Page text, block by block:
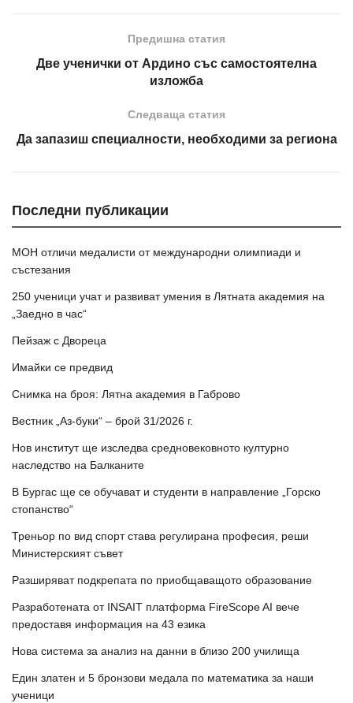
Предишна статия
Две ученички от Ардино със самостоятелна
изложба
Следваща статия
Да запазиш специалности, необходими за региона
Последни публикации
МОН отличи медалисти от международни олимпиади и
състезания
250 ученици учат и развиват умения в Лятната академия на
„Заедно в час“
Пейзаж с Двореца
Имайки се предвид
Снимка на броя: Лятна академия в Габрово
Вестник „Аз-буки“ – брой 31/2026 г.
Нов институт ще изследва средновековното културно
наследство на Балканите
В Бургас ще се обучават и студенти в направление „Горско
стопанство“
Треньор по вид спорт става регулирана професия, реши
Министерският съвет
Разширяват подкрепата по приобщаващото образование
Разработената от INSAIT платформа FireScope AI вече
предоставя информация на 43 езика
Нова система за анализ на данни в близо 200 училища
Един златен и 5 бронзови медала по математика за наши
ученици